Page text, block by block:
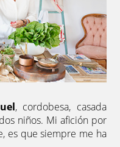
, cordobesa, casada
niños. Mi afición por
es que siempre me ha